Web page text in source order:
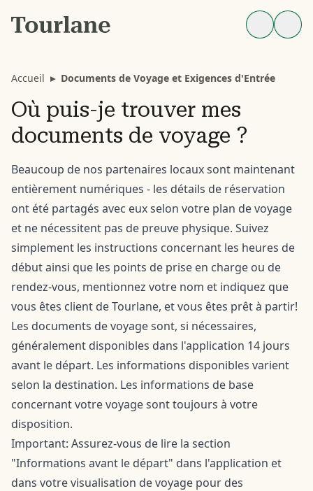
Accueil ▸ Documents de Voyage et Exigences d'Entrée
Où puis-je trouver mes
documents de voyage ?
Beaucoup de nos partenaires locaux sont maintenant
entièrement numériques - les détails de réservation
ont été partagés avec eux selon votre plan de voyage
et ne nécessitent pas de preuve physique. Suivez
simplement les instructions concernant les heures de
début ainsi que les points de prise en charge ou de
rendez-vous, mentionnez votre nom et indiquez que
vous êtes client de Tourlane, et vous êtes prêt à partir!
Les documents de voyage sont, si nécessaires,
généralement disponibles dans l'application 14 jours
avant le départ. Les informations disponibles varient
selon la destination. Les informations de base
concernant votre voyage sont toujours à votre
disposition.
Important: Assurez-vous de lire la section
"Informations avant le départ" dans l'application et
dans votre visualisation de voyage pour des